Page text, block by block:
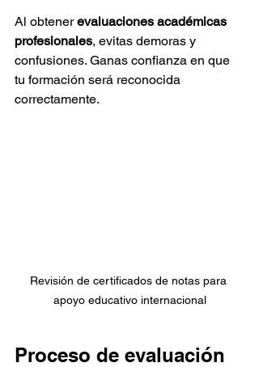
Al obtener evaluaciones académicas
profesionales, evitas demoras y
confusiones. Ganas confianza en que
tu formación será reconocida
correctamente.
Revisión de certificados de notas para
apoyo educativo internacional
Proceso de evaluación